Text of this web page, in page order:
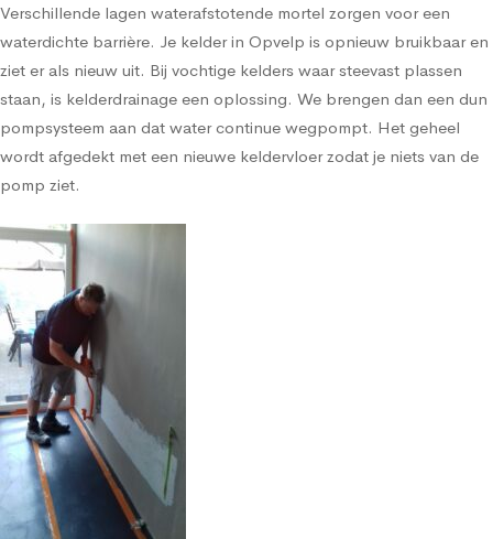
Verschillende lagen waterafstotende mortel zorgen voor een
waterdichte barrière. Je kelder in Opvelp is opnieuw bruikbaar en
ziet er als nieuw uit. Bij vochtige kelders waar steevast plassen
staan, is kelderdrainage een oplossing. We brengen dan een dun
pompsysteem aan dat water continue wegpompt. Het geheel
wordt afgedekt met een nieuwe keldervloer zodat je niets van de
pomp ziet.